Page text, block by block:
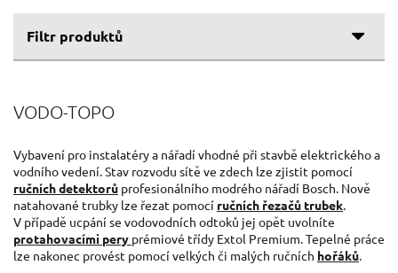
Filtr produktů
Výrobce
EXTOL-PREMIUM
GEKO(7)
SIXTOL(2)
EXTOL-CRAFT(1)
VODO-TOPO
Vybavení pro instalatéry a nářadí vhodné při stavbě elektrického a
vodního vedení. Stav rozvodu sítě ve zdech lze zjistit pomocí
ručních detektorů profesionálního modrého nářadí Bosch. Nově
natahované trubky lze řezat pomocí ručních řezačů trubek.
V případě ucpání se vodovodních odtoků jej opět uvolníte
protahovacími pery prémiové třídy Extol Premium. Tepelné práce
lze nakonec provést pomocí velkých či malých ručních hořáků.